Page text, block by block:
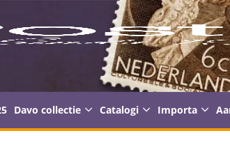
Davo collectie Catalogi Importa